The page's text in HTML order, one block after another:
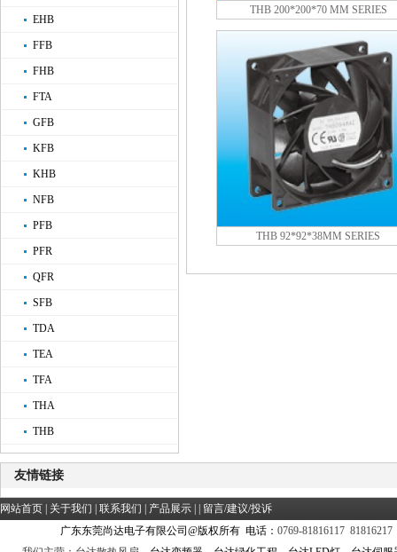
EHB
FFB
FHB
FTA
GFB
KFB
KHB
NFB
PFB
PFR
QFR
SFB
TDA
TEA
TFA
THA
THB
THB 200*200*70 MM SERIES
THB 92*92*38MM SERIES
友情链接
网站首页 关于我们 联系我们 产品展示
留言/建议/投诉
广东东莞尚达电子有限公司@版权所有 电话： 0769-81816117 81816217